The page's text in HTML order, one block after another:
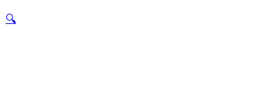
🔍